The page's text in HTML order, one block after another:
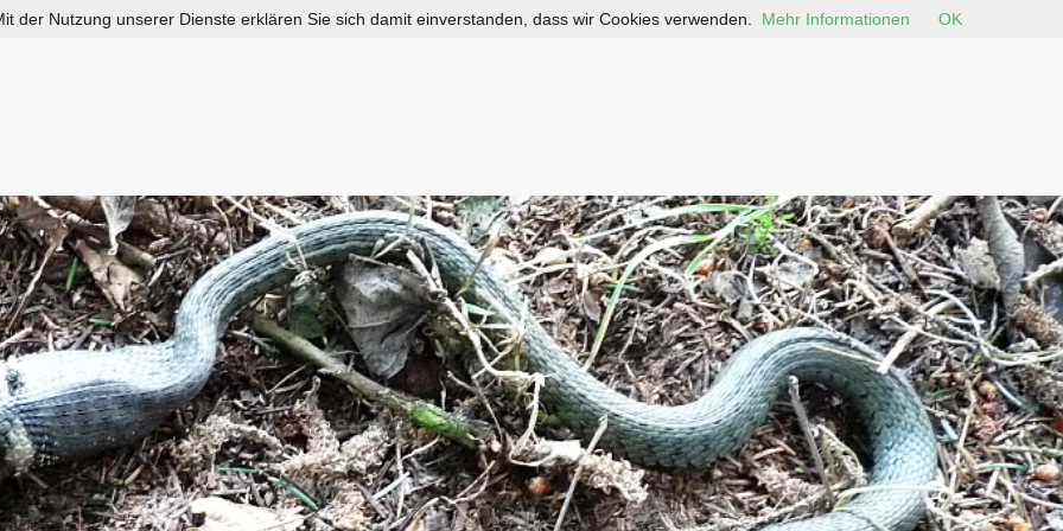
der Nutzung unserer Dienste erklären Sie sich damit einverstanden, dass wir Cookies verwenden. Mehr Informationen OK